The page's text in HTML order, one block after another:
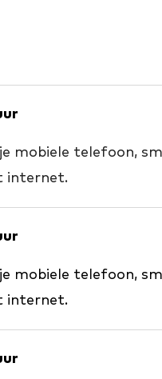
mobiele telefoon,
internet.
mobiele telefoon,
internet.